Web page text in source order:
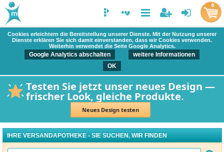
Cookies erleichtern die Bereitstellung unserer Dienste. Mit der Nutzung unserer
Dienste erklären Sie sich damit einverstanden, dass wir Cookies verwenden.
Weiterhin verwendet die Seite Google Analytics.
Google Analytics abschalten
weitere Informationen
OK
Testen Sie jetzt unser neues Design —
frischer Look, gleiche Produkte.
Neues Design testen
0
IHRE VERSANDAPOTHEKE - SIE SUCHEN, WIR FINDEN